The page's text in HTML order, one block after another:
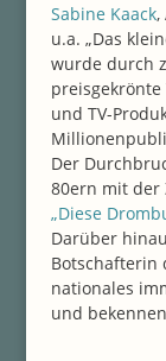
Sabine Kaack,
u.a. „Das
wurde durch
preisgekrönte
und TV-
Der
80ern mit der
„Diese
Darüber
Botschafterin
nationales
und